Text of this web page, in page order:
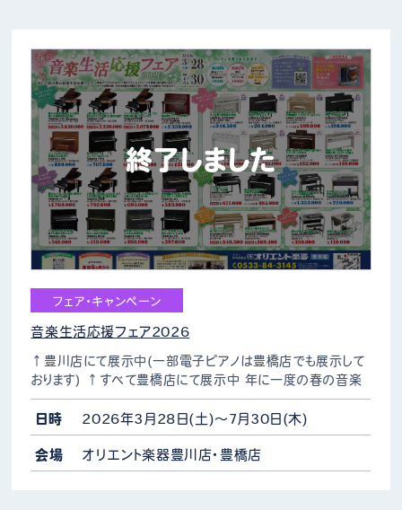
終了しました
フェア・キャンペーン
音楽生活応援フェア2026
↑豊川店にて展示中(一部電子ピアノは豊橋店でも展示して
おります) ↑すべて豊橋店にて展示中 年に一度の春の音楽
生活応援フェア！今年は豊川店・豊橋店両店にて開催します♪
鍵盤楽器から管楽器・弦楽器・ギター・ベース・ウクレレ…
日時 2026年3月28日(土)～7月30日(木)
会場 オリエント楽器豊川店・豊橋店